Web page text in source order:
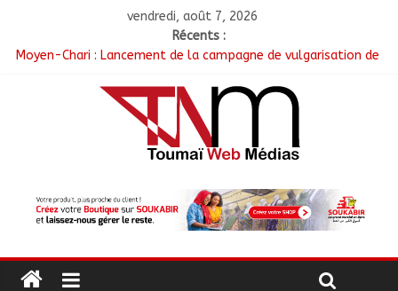
vendredi, août 7, 2026
Récents :
Moyen-Chari : Lancement de la campagne de vulgarisation de
Barh-Koh : Le MPS installe ses nouvelles instances locales à
Borkou : Recrudescence des braquages sur l’axe Faya-Kalaït
N’Djamena : Le maire intensifie le suivi des chantiers
Moyen-Chari : Les nouveaux bacheliers orientés vers leur
avenir